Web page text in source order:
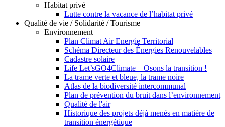
Habitat privé
Lutte contre la vacance de l’habitat privé
Qualité de vie / Solidarité / Tourisme
Environnement
Plan Climat Air Energie Territorial
Schéma Directeur des Énergies Renouvelables
Cadastre solaire
Life Let’sGO4Climate – Osons la transition !
La trame verte et bleue, la trame noire
Atlas de la biodiversité intercommunal
Plan de prévention du bruit dans l’environnement
Qualité de l'air
Historique des projets déjà menés en matière de
transition énergétique